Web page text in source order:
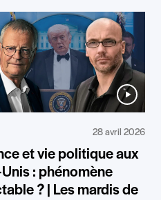
28 avril 2026
et vie politique aux
: phénomène
? | Les mardis de